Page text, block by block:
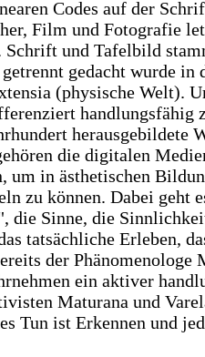
Codes auf der
Film und Fotografie
und Tafelbild
gedacht wurde in
(physische Welt).
handlungsfähig
herausgebildete
die digitalen
um in ästhetischen
zu können. Dabei geht
die Sinne, die
tatsächliche Erleben,
der Phänomenologe
ein aktiver
Maturana und
Tun ist Erkennen und